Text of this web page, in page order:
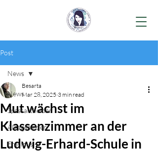
Post
News
Spessarthelden
Alltagshelden
Erasmus +
News
Mut wächst im
Klassenzimmer an der
Ludwig-Erhard-Schule in
Besarta
Mar 28, 2025 3 min read